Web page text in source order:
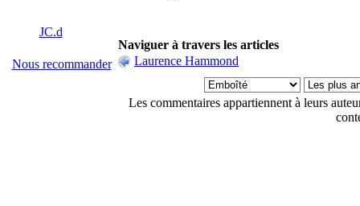
JC.d
Nous recommander
Naviguer à travers les articles
Laurence Hammond
Les commentaires appartiennent à leurs